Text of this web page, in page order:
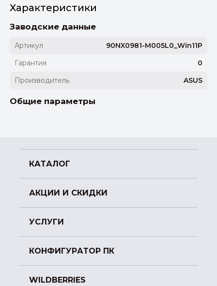
Характеристики
Заводские данные
Артикул
90NX0981-M005L0_Win11P
Гарантия
0
Производитель
ASUS
Общие параметры
КАТАЛОГ
АКЦИИ И СКИДКИ
УСЛУГИ
КОНФИГУРАТОР ПК
WILDBERRIES